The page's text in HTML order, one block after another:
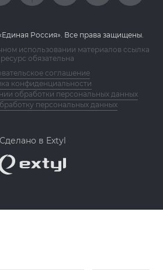
Россия». Все права защищены.
использовании материалов ссылка
обязательна
соглашение
конфиденциальности
обработки персональных данных
персональных данных
Сделано в Extyl